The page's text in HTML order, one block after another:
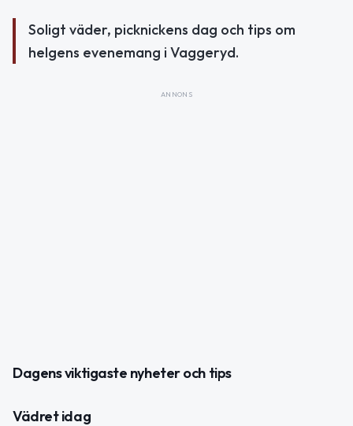
Soligt väder, picknickens dag och tips om
helgens evenemang i Vaggeryd.
ANNONS
Dagens viktigaste nyheter och tips
Vädret idag